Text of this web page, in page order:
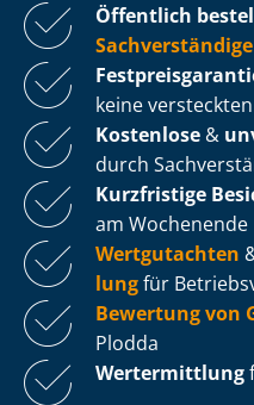
Öffentlich
Sachverständige
keine
Kostenlose &
durch
Kurzfristige
am Wochenende
Wertgutachten
lungfür
Bewertung von
Plodda
Wertermittlung